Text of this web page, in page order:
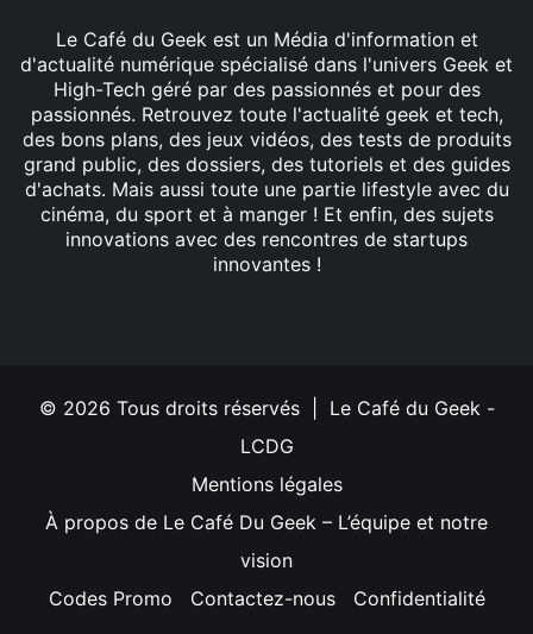
Le Café du Geek est un Média d'information et
d'actualité numérique spécialisé dans l'univers Geek et
High-Tech géré par des passionnés et pour des
passionnés. Retrouvez toute l'actualité geek et tech,
des bons plans, des jeux vidéos, des tests de produits
grand public, des dossiers, des tutoriels et des guides
d'achats. Mais aussi toute une partie lifestyle avec du
cinéma, du sport et à manger ! Et enfin, des sujets
innovations avec des rencontres de startups
innovantes !
© 2026 Tous droits réservés | Le Café du Geek -
LCDG
Mentions légales
À propos de Le Café Du Geek – L’équipe et notre
vision
Codes Promo
Contactez-nous Confidentialité